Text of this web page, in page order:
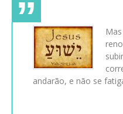
andarão, e não se